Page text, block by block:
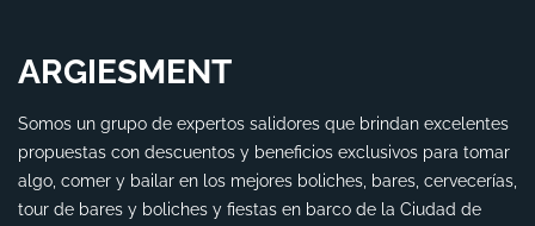
ARGIESMENT
Somos un grupo de expertos salidores que brindan excelentes
propuestas con descuentos y beneficios exclusivos para tomar
algo, comer y bailar en los mejores boliches, bares, cervecerías,
tour de bares y boliches y fiestas en barco de la Ciudad de